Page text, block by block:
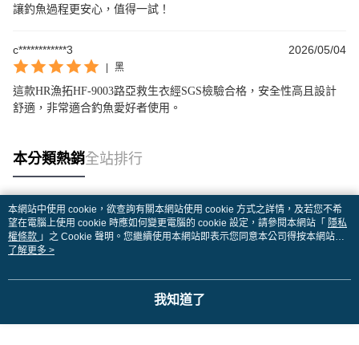
讓釣魚過程更安心，值得一試！
c************3 2026/05/04
| 黑
這款HR漁拓HF-9003路亞救生衣經SGS檢驗合格，安全性高且設計
舒適，非常適合釣魚愛好者使用。
本分類熱銷全站排行
熱門標籤
本網站中使用 cookie，欲查詢有關本網站使用 cookie 方式之詳情，及若您不希
望在電腦上使用 cookie 時應如何變更電腦的 cookie 設定，請參閱本網站「 隱私
權條款 」之 Cookie 聲明。您繼續使用本網站即表示您同意本公司得按本網站使
用條款之 Cookie 聲明使用 cookie。
了解更多 >
我知道了